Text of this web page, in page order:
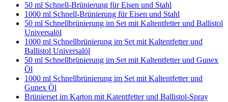
50 ml Schnell-Brünierung für Eisen und Stahl
1000 ml Schnell-Brünierung für Eisen und Stahl
50 ml Schnellbrünierung im Set mit Kaltentfetter und Ballistol
Universalöl
1000 ml Schnellbrünierung im Set mit Kaltentfetter und
Ballistol Universalöl
50 ml Schnellbrünierung im Set mit Kaltentfetter und Gunex
Öl
1000 ml Schnellbrünierung im Set mit Kaltentfetter und
Gunex Öl
Brünierset im Karton mit Katentfetter und Ballistol-Spray